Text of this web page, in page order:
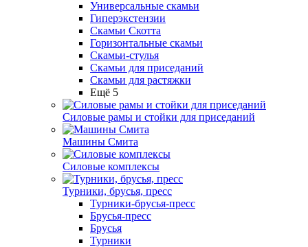
Универсальные скамьи
Гиперэкстензии
Скамьи Скотта
Горизонтальные скамьи
Скамьи-стулья
Скамьи для приседаний
Скамьи для растяжки
Ещё 5
Силовые рамы и стойки для приседаний
Машины Смита
Силовые комплексы
Турники, брусья, пресс
Турники-брусья-пресс
Брусья-пресс
Брусья
Турники